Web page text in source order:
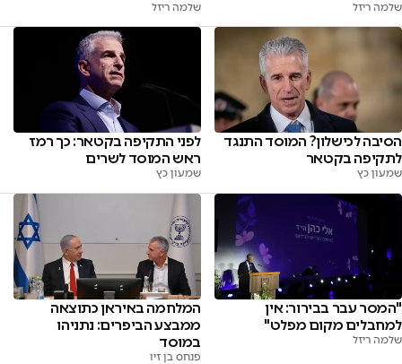
שלמה ריזל שלמה ריזל
הסיבה לכישלון? המוסד התנגד
לתקיפה בקטאר
שמעון כץ
לפני התקיפה בקטאר: כך רמז
ראש המוסד לשרים
שמעון כץ
"המסר עבר בבירור: אין
למחבלים מקום מפלט"
שלמה ריזל
המלחמה באיראן כתוצאה
ממבצע הביפרים: נתניהו
במוסד
פנחס בן זיו